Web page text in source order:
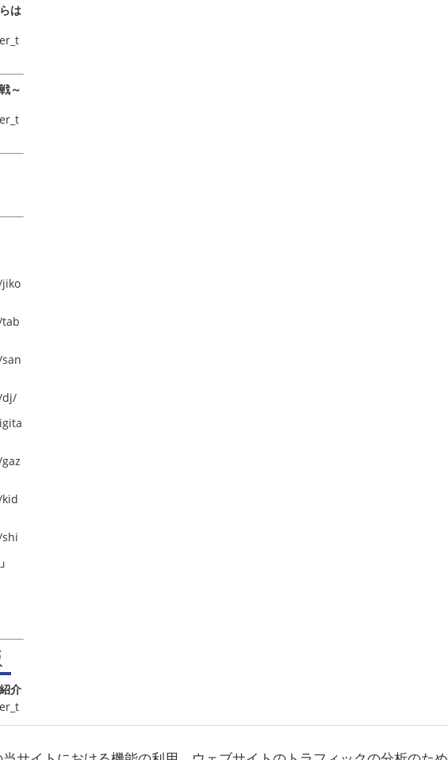
は
～
dj/
介